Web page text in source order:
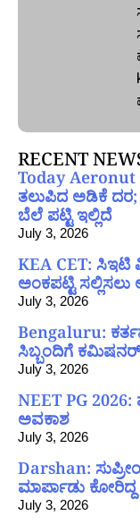
RECENT
Today Aeronut
ತಲುಪಿದ ಅಡಿಕೆ ದರ;
ಬೆಲೆ ಪಟ್ಟಿ ಇಲ್ಲಿದೆ
July 3, 2026
KEA CET: ಸಿಇಟಿ
ಅಂಕಪಟ್ಟಿ ಸಲ್ಲಿಸಲು
July 3, 2026
Bengaluru:
ಸಿಬ್ಬಂದಿಗೆ
July 3, 2026
NEET PG 2026:
ಅವಕಾಶ
July 3, 2026
Darshan:
ಮಾರ್ಪಾಡು
July 3, 2026